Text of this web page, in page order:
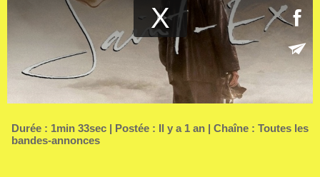
Durée : 1min 33sec | Postée : Il y a 1 an | Chaîne : Toutes les
bandes-annonces